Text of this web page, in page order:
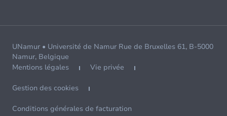
UNamur • Université de Namur Rue de Bruxelles 61, B-5000
Namur, Belgique
Mentions légales
Vie privée
Gestion des cookies
Conditions générales de facturation